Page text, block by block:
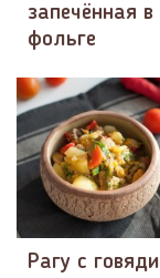
запечённая в
фольге
Рагу с